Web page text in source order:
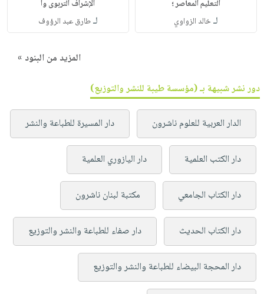
التعليم المعاصر ؛
لـخالد الزواوي
الإشراف التربوى وا
لـطارق عبد الرؤوف
المزيد من البنود »
دور نشر شبيهة بـ (مؤسسة طيبة للنشر والتوزيع)
الدار العربية للعلوم ناشرون دار المسيرة للطباعة والنشر
دار الكتب العلمية دار اليازوري العلمية
دار الكتاب الجامعي مكتبة لبنان ناشرون
دار الكتاب الحديث دار صفاء للطباعة والنشر والتوزيع
دار المحجة البيضاء للطباعة والنشر والتوزيع